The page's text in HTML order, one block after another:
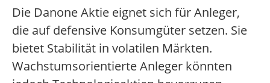
Die Danone Aktie eignet sich für Anleger,
die auf defensive Konsumgüter setzen. Sie
bietet Stabilität in volatilen Märkten.
Wachstumsorientierte Anleger könnten